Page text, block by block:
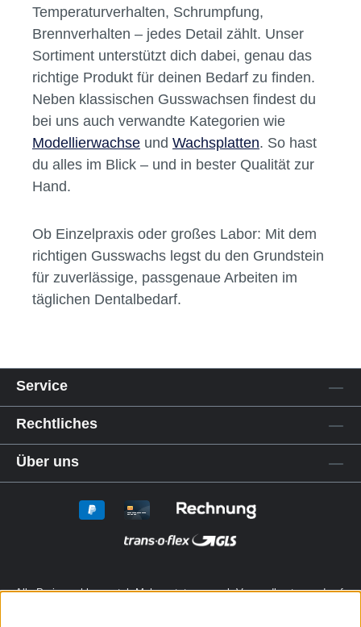
Temperaturverhalten, Schrumpfung,
Brennverhalten – jedes Detail zählt. Unser
Sortiment unterstützt dich dabei, genau das
richtige Produkt für deinen Bedarf zu finden.
Neben klassischen Gusswachsen findest du
bei uns auch verwandte Kategorien wie
Modellierwachse und Wachsplatten. So hast
du alles im Blick – und in bester Qualität zur
Hand.
Ob Einzelpraxis oder großes Labor: Mit dem
richtigen Gusswachs legst du den Grundstein
für zuverlässige, passgenaue Arbeiten im
täglichen Dentalbedarf.
Service
Rechtliches
Über uns
Alle Preise exkl. gesetzl. Mehrwertsteuer zzgl.Versandkostenund ggf.